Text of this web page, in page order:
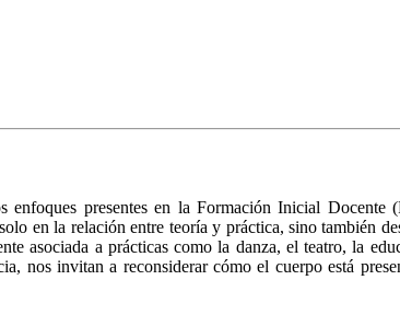
presentes en la Formación Inicial Docente
en la relación entre teoría y práctica, sino también
asociada a prácticas como la danza, el teatro, la
nos invitan a reconsiderar cómo el cuerpo está